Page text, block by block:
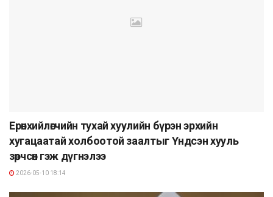
Ерөнхийлөгчийн тухай хуулийн бүрэн эрхийн
хугацаатай холбоотой заалтыг Үндсэн хууль
зөрчсөн гэж дүгнэлээ
2026-05-10 18:14